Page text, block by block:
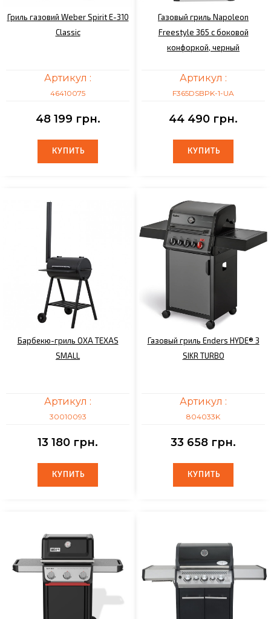
Гриль газовий Weber Spirit E-310
Classic
Артикул :
46410075
48 199 грн.
КУПИТЬ
КУПИТЬ
Газовый гриль Napoleon
Freestyle 365 с боковой
конфоркой, черный
Артикул :
F365DSBPK-1-UA
44 490 грн.
КУПИТЬ
КУПИТЬ
Барбекю-гриль OXA TEXAS
SMALL
Артикул :
30010093
13 180 грн.
КУПИТЬ
КУПИТЬ
Газовый гриль Enders HYDE® 3
SIKR TURBO
Артикул :
804033K
33 658 грн.
КУПИТЬ
КУПИТЬ